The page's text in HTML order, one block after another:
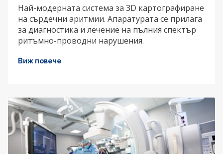
Най-модерната система за 3D картографиране
на сърдечни аритмии. Апаратурата се прилага
за диагностика и лечение на пълния спектър
ритъмно-проводни нарушения.
Виж повече